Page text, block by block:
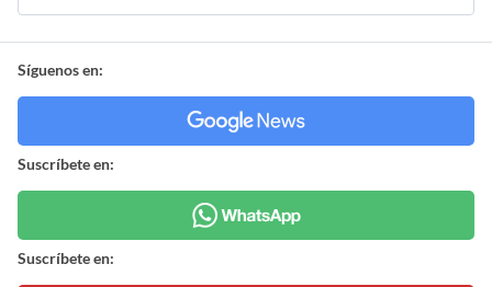
Síguenos en:
Suscríbete en:
Suscríbete en: